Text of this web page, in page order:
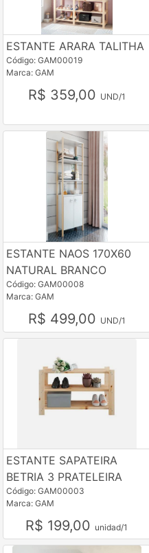
ESTANTE ARARA TALITHA
Código: GAM00019
Marca: GAM
R$ 359,00 UND/1
ESTANTE NAOS 170X60
NATURAL BRANCO
Código: GAM00008
Marca: GAM
R$ 499,00 UND/1
ESTANTE SAPATEIRA
BETRIA 3 PRATELEIRA
Código: GAM00003
Marca: GAM
R$ 199,00 unidad/1